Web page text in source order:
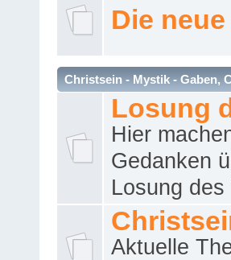
Die
Christsein - Mystik - Gaben,
Losung
Hier
Gedanken
Losung des
Aktuelle